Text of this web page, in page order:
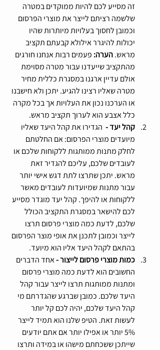
זה מסייע לכם להיות ממוקדים במטרה
שלשמה רציתם לייצר את מוצרי הפרסום
וכמובן לחסוך בעלויות מיותרות שהיו
יכולות להיגרר אילולא קבעתם תקציב
מראש. הערה: פעמים רבות אנחנו חורגים
מהתקציב שייעדנו עבור מטרה מסוימת
אולם עדיין ארגנו במסגרת כללית מחיר
מטרה שאליו רצינו להגיע. יתכן ולא חישבנו
או הערכנו נכון את העלויות אך בכל מקרה
כלל אצבע הוא לערוך תקציב מראש.
קהל יעד - הגדירו את קהל היעד שאליו
מיועדים מוצרי הפרסום: אם החלטתם
לחלק מתנות ממותגות ללקוחות שלכם או
לעובדים שלכם, עליכם להגדיר זאת
מראש. יתכן שתרצו לתת דגש אישי יותר
עבור מתנות שמיועדות לעובדים מאשר
ללקוחות או להיפך. קהל יעד מוגדר מסייע
לכם להישאר במסגרת התקציב הכולל
שלכם, לדעת כמה מוצרי פרסום תרצו
לייצר וכמובן לתכנן את אופי מוצר הפרסום
בהתאם לקהל היעד אליו הוא מיועד.
כמות מוצרי פרסום לייצור - אחד הדברים
החשובים הוא לדעת כמה מוצרי פרסום
ומתנות ממותגות תרצו לייצר עבור קהל
היעד שלכם. כמובן שברגע שהגדרתם מי
קהל היעד שלכם, יהיה לכם קל יותר
לעשות זאת. הטיפ שלנו הוא תמיד לייצר
5% יותר או אפילו יותר אם אתם יודעים
שייתכן ששכחתם מישהו או במידה ותרצו